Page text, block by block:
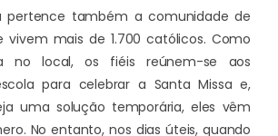
pertence também a comunidade de
vivem mais de 1.700 católicos. Como
no local, os fiéis reúnem-se aos
para celebrar a Santa Missa e,
uma solução temporária, eles vêm
No entanto, nos dias úteis, quando